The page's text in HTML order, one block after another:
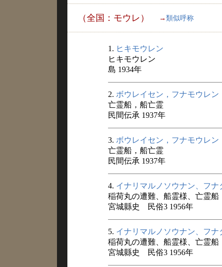
（全国：モウレ） → 類似呼称
1. ヒキモウレン
ヒキモウレン
島 1934年
2. ボウレイセン，フナモウレン
亡霊船，船亡霊
民間伝承 1937年
3. ボウレイセン，フナモウレン
亡霊船，船亡霊
民間伝承 1937年
4. イナリマルノソウナン、フ
稲荷丸の遭難、船霊様、亡霊船
宮城縣史 民俗3 1956年
5. イナリマルノソウナン、フ
稲荷丸の遭難、船霊様、亡霊船
宮城縣史 民俗3 1956年